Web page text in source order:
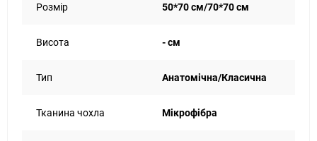
переживати, що через місяць вона втратить форму – Soft
Насамперед - відчуттями. Наповнювач залишається
вечірня тиша. А коли захочеться освіжити подушку -
знову готова обіймати вас увечері.
Розмір 50*70 см/70*70 см
Висота - см
Тип Анатомічна/Класична
Тканина чохла Мікрофібра